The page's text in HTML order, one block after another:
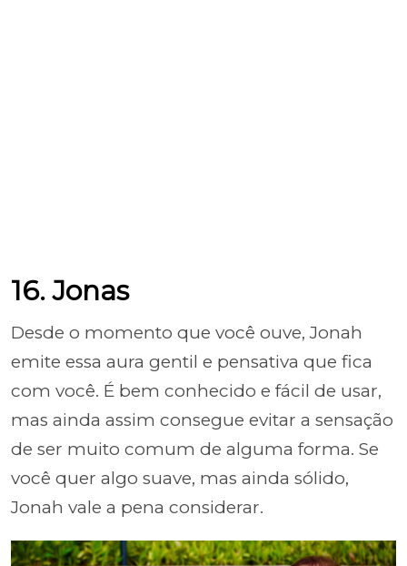
16. Jonas
Desde o momento que você ouve, Jonah
emite essa aura gentil e pensativa que fica
com você. É bem conhecido e fácil de usar,
mas ainda assim consegue evitar a sensação
de ser muito comum de alguma forma. Se
você quer algo suave, mas ainda sólido,
Jonah vale a pena considerar.